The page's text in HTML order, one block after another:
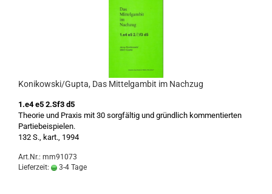
Konikowski/Gupta, Das Mittelgambit im Nachzug
1.e4 e5 2.Sf3 d5
Theorie und Praxis mit 30 sorgfältig und gründlich kommentierten
Partiebeispielen.
132 S., kart., 1994
Art.Nr.: mm91073
Lieferzeit:
3-4 Tage